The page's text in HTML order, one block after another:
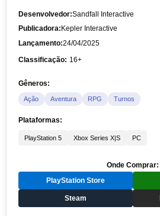
Desenvolvedor:Sandfall Interactive
Publicadora: Kepler Interactive
Lançamento:24/04/2025
Classificação: 16+
Gêneros:
Ação Aventura RPG Turnos
Plataformas:
PlayStation 5 Xbox Series X|S PC
Onde Comprar:
PlayStation Store
Steam